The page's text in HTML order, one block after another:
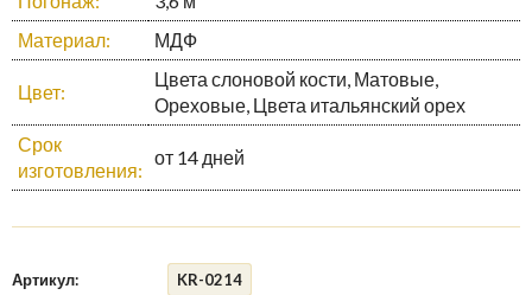
Материал:
МДФ
Цвет:
Цвета слоновой кости, Матовые,
Ореховые, Цвета итальянский орех
Срок
изготовления:
от 14 дней
Артикул: KR-0214